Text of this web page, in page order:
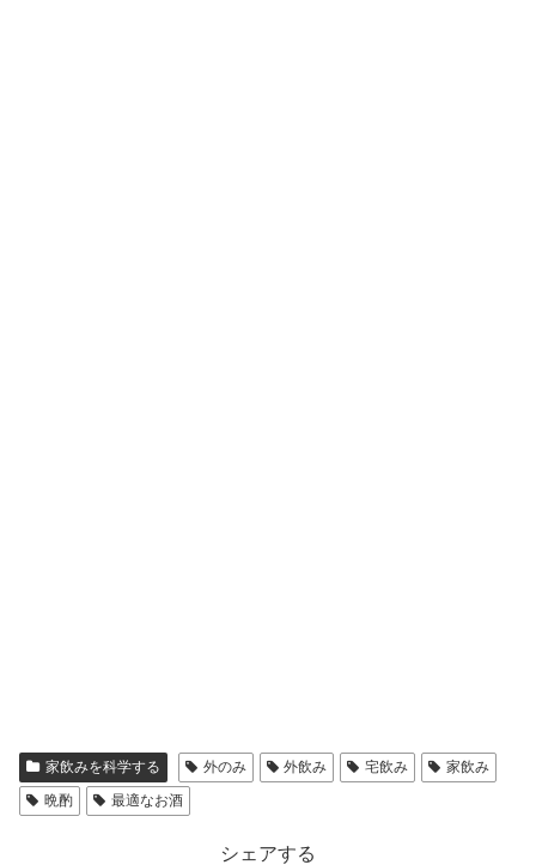
家飲みを科学する 外のみ 外飲み 宅飲み
家飲み
晩酌
最適なお酒
シェアする